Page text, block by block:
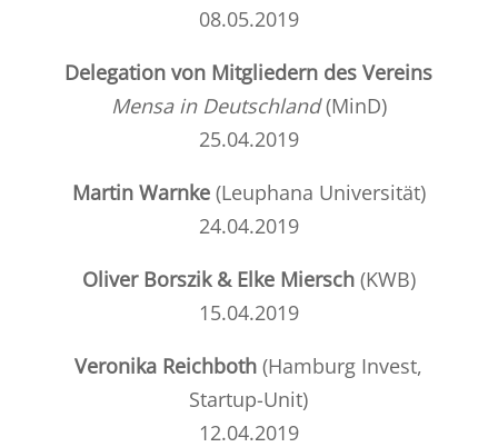
08.05.2019
Delegation von Mitgliedern des Vereins
Mensa in Deutschland(MinD)
25.04.2019
Martin Warnke(Leuphana Universität)
24.04.2019
Oliver Borszik & Elke Miersch(KWB)
15.04.2019
Veronika Reichboth (Hamburg Invest,
Startup-Unit)
12.04.2019